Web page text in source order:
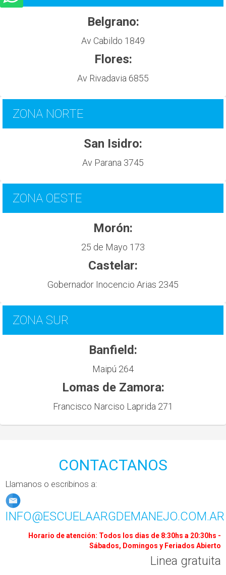
Belgrano:
Av Cabildo 1849
Flores:
Av Rivadavia 6855
ZONA NORTE
San Isidro:
Av Parana 3745
ZONA OESTE
Morón:
25 de Mayo 173
Castelar:
Gobernador Inocencio Arias 2345
ZONA SUR
Banfield:
Maipú 264
Lomas de Zamora:
Francisco Narciso Laprida 271
CONTACTANOS
Llamanos o escribinos a:
INFO@ESCUELAARGDEMANEJO.COM.AR
Horario de atención: Todos los dias de 8:30hs a 20:30hs -
Sábados, Domingos y Feriados Abierto
Linea gratuita